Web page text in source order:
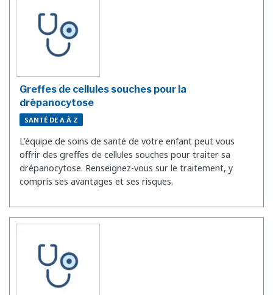
Greffes de cellules souches pour la
drépanocytose
SANTÉ DE A À Z
L’équipe de soins de santé de votre enfant peut vous
offrir des greffes de cellules souches pour traiter sa
drépanocytose. Renseignez-vous sur le traitement, y
compris ses avantages et ses risques.